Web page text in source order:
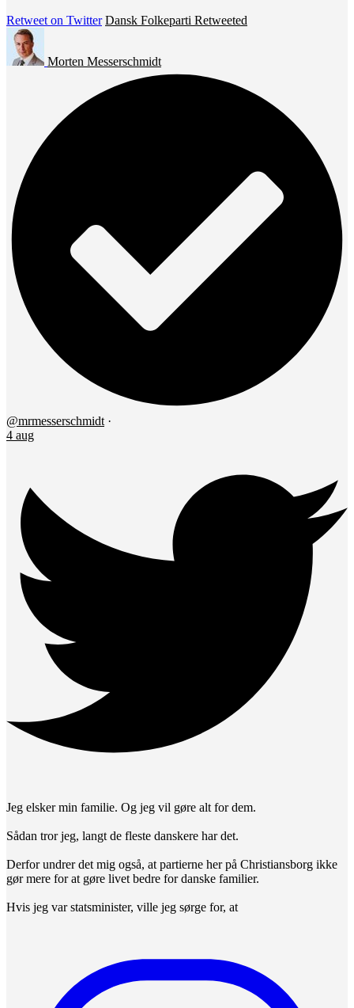
Retweet on Twitter Dansk Folkeparti Retweeted
Morten Messerschmidt
@mrmesserschmidt ·
4 aug
Jeg elsker min familie. Og jeg vil gøre alt for dem.
Sådan tror jeg, langt de fleste danskere har det.
Derfor undrer det mig også, at partierne her på Christiansborg ikke
gør mere for at gøre livet bedre for danske familier.
Hvis jeg var statsminister, ville jeg sørge for, at